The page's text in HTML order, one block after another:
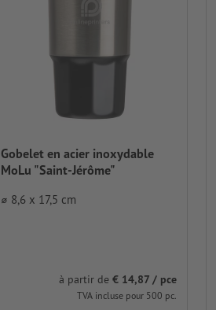
Gobelet en acier inoxydable
MoLu "Saint-Jérôme"
⌀ 8,6 x 17,5 cm
à partir de € 14,87 / pce
TVA incluse pour 500 pc.